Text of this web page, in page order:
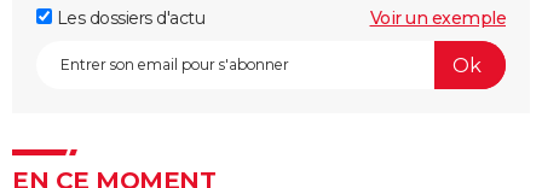
Les dossiers d'actu
Voir un exemple
EN CE MOMENT